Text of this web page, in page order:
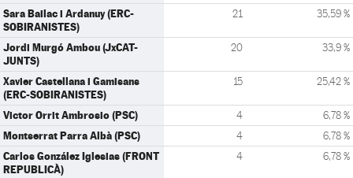
Sara Bailac i Ardanuy (ERC-
SOBIRANISTES)
21 35,59 %
Jordi Murgó Ambou (JxCAT-
JUNTS)
20 33,9 %
Xavier Castellana i Gamisans
(ERC-SOBIRANISTES)
15 25,42 %
Victor Orrit Ambrosio (PSC) 4 6,78 %
Montserrat Parra Albà (PSC) 4 6,78 %
Carlos González Iglesias (FRONT
REPUBLICÀ)
4 6,78 %